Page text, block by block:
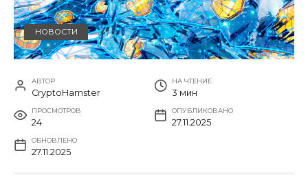
НОВОСТИ
АВТОР
CryptoHamster
НА ЧТЕНИЕ
3 мин
ПРОСМОТРОВ
24
ОПУБЛИКОВАНО
27.11.2025
ОБНОВЛЕНО
27.11.2025